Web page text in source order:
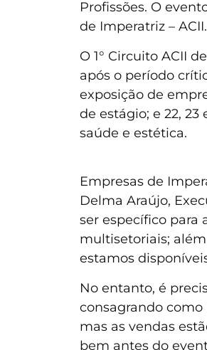
Profissões. O
de Imperatriz – ACII.
O 1° Circuito ACII
após o período
exposição de
de estágio; e 22,
saúde e estética.
Empresas de
Delma Araújo,
ser específico para
multisetoriais;
estamos
No entanto, é
consagrando como
mas as vendas
bem antes do